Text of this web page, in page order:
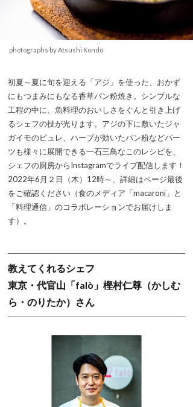
photographs by Atsushi Kondo
初夏～夏に旬を迎える「アジ」を使った、おかず
にもつまみにもなる香草パン粉焼き。シンプルな
工程の中に、魚料理のおいしさをぐんと引き上げ
るシェフの技が光ります。アジの下に敷いたジャ
ガイモのピュレ、ハーブが効いたパン粉などパー
ツも様々に展開できる一石三鳥なこのレシピを、
シェフの厨房からInstagramでライブ配信します！
2022年6月２日（木）12時～、詳細はページ最後
をご確認ください（食のメディア「macaroni」と
「料理通信」のコラボレーションでお届けしま
す）。
教えてくれるシェフ
東京・代官山「falò」樫村仁尊（かしむ
ら・のりたか）さん